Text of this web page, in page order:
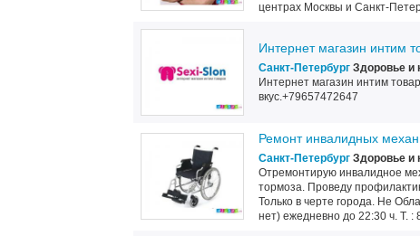
центрах Москвы и Санкт-
Интернет магазин интим
Санкт-Петербург Здоровье и
Интернет магазин интим
вкус.+79657472647
Ремонт инвалидных
Санкт-Петербург Здоровье и
Отремонтирую инвалидное
тормоза. Проведу
Только в черте города. Не
нет) ежедневно до 22:30 ч. Т. :